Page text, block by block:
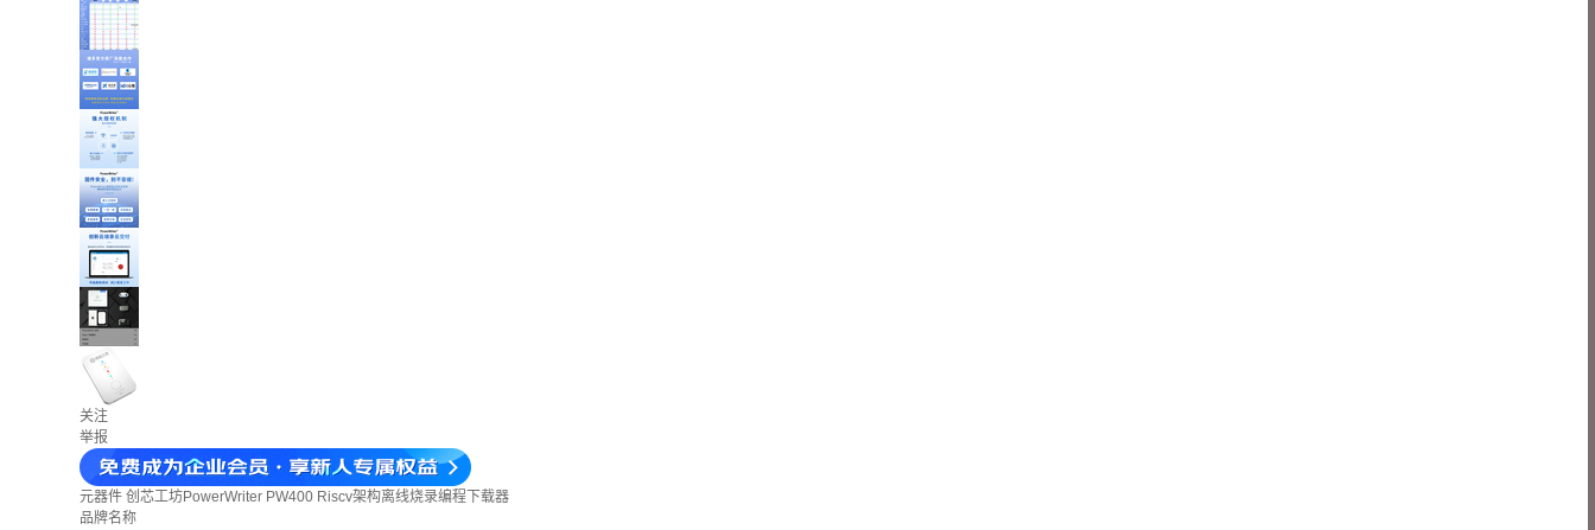
关注
举报
元器件 创芯工坊PowerWriter PW400 Riscv架构离线烧录编程下载器
品牌名称